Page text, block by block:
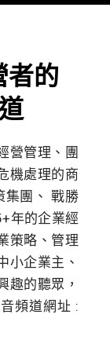
者的
營管理、團
機處理的商
集團、 戰勝
年的企業經
策略、管理
小企業主、
趣的聽眾，
頻道網址 :